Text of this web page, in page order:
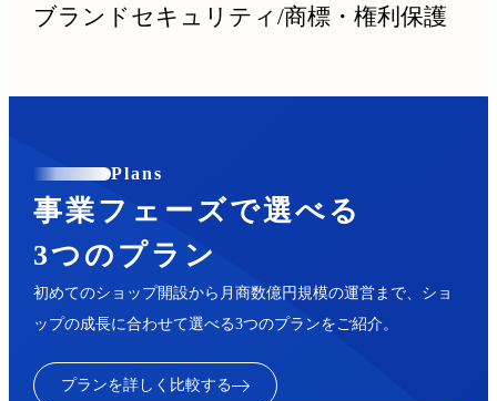
ブランドセキュリティ/商標・権利保護
Plans
事業フェーズで選べる
3つのプラン
初めてのショップ開設から月商数億円規模の運営まで、ショ
ップの成長に合わせて選べる3つのプランをご紹介。
プランを詳しく比較する